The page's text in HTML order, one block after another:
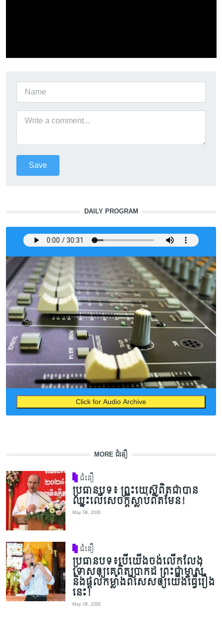
DAILY PROGRAM
Click for Audio Archive
MORE ជំនឿ
ជំនឿ
ប្រធានបទ៖ ព្រះយេស៊ូពិតជាបាន
ឈ្នះលើសេចក្តីស្លាប់ពិតមែន!
May 08, 2026
ជំនឿ
ប្រធានបទ៖បើយើងចង់លើកលែង
ទោសឲ្យគេពិតប្រាកដ ព្រះជាម្ចាស់
និងផ្តល់កម្លាំងពិសេសឲ្យយើងធ្វើរឿង
នេះ!
May 08, 2026